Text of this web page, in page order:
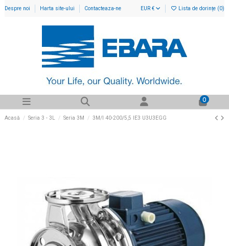
Despre noi Harta site-ului Contacteaza-ne EUR € Lista de dorințe (0)
0
Acasă Seria 3 - 3L Seria 3M 3M/I 40-200/5,5 IE3 U3U3EGG